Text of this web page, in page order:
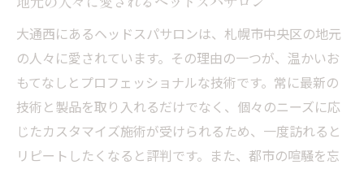
大通西にあるヘッドスパサロンは、札幌市中央区の地元
の人々に愛されています。その理由の一つが、温かいお
もてなしとプロフェッショナルな技術です。常に最新の
技術と製品を取り入れるだけでなく、個々のニーズに応
じたカスタマイズ施術が受けられるため、一度訪れると
リピートしたくなると評判です。また、都市の喧騒を忘